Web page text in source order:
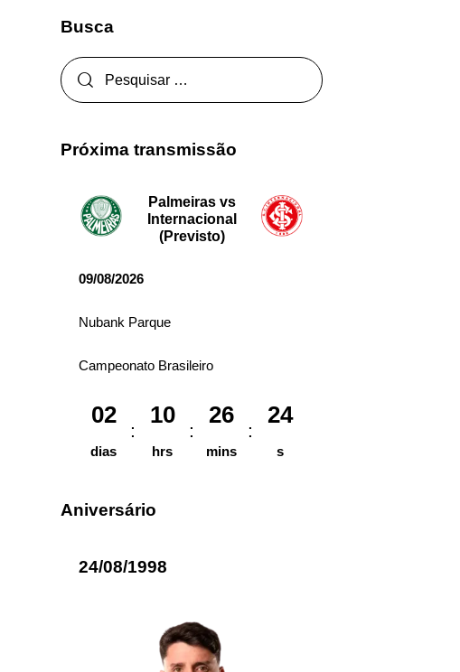
Busca
Próxima transmissão
Palmeiras vs
Internacional
(Previsto)
09/08/2026
Nubank Parque
Campeonato Brasileiro
02
dias
10
hrs
26
mins
24
s
Aniversário
24/08/1998